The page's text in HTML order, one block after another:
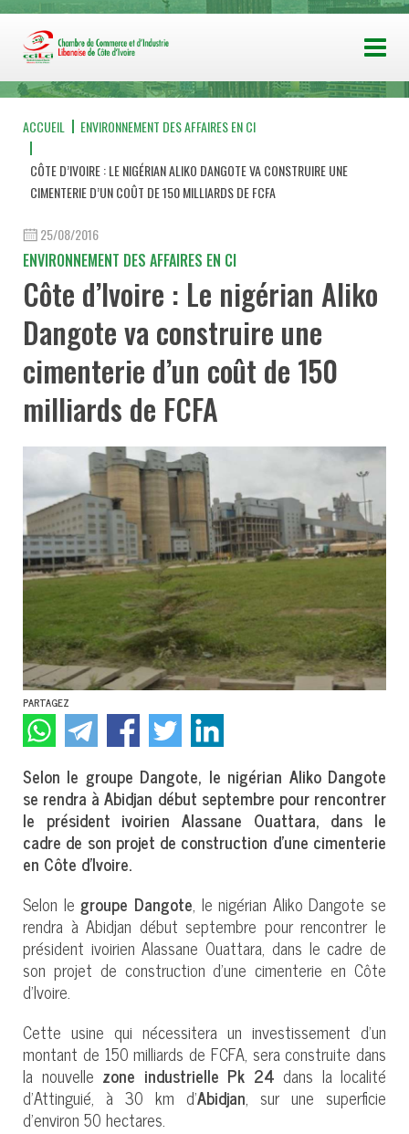
ACCUEIL ENVIRONNEMENT DES AFFAIRES EN CI
CÔTE D’IVOIRE : LE NIGÉRIAN ALIKO DANGOTE VA CONSTRUIRE UNE
CIMENTERIE D’UN COÛT DE 150 MILLIARDS DE FCFA
25/08/2016
ENVIRONNEMENT DES AFFAIRES EN CI
Côte d’Ivoire : Le nigérian Aliko
Dangote va construire une
cimenterie d’un coût de 150
milliards de FCFA
PARTAGEZ
Selon le groupe Dangote, le nigérian Aliko Dangote
se rendra à Abidjan début septembre pour rencontrer
le président ivoirien Alassane Ouattara, dans le
cadre de son projet de construction d’une cimenterie
en Côte d’Ivoire.
Selon le groupe Dangote, le nigérian Aliko Dangote se
rendra à Abidjan début septembre pour rencontrer le
président ivoirien Alassane Ouattara, dans le cadre de
son projet de construction d’une cimenterie en Côte
d’Ivoire.
Cette usine qui nécessitera un investissement d’un
montant de 150 milliards de FCFA, sera construite dans
la nouvelle zone industrielle Pk 24 dans la localité
d’Attinguié, à 30 km d’Abidjan, sur une superficie
d’environ 50 hectares.